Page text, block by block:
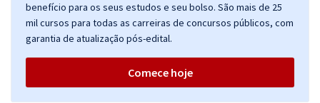
benefício para os seus estudos e seu bolso. São mais de 25
mil cursos para todas as carreiras de concursos públicos, com
garantia de atualização pós-edital.
Comece hoje